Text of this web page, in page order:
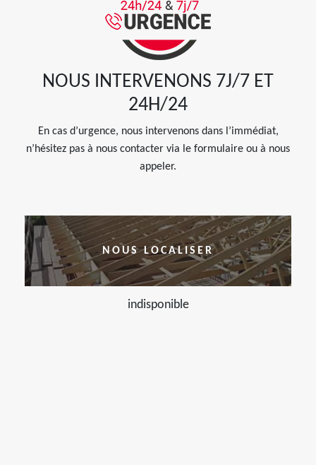
NOUS INTERVENONS 7J/7 ET
24H/24
En cas d’urgence, nous intervenons dans l’immédiat,
n’hésitez pas à nous contacter via le formulaire ou à nous
appeler.
NOUS LOCALISER
indisponible